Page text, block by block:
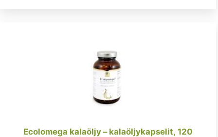
Ecolomega kalaöljy – kalaöljykapselit, 120